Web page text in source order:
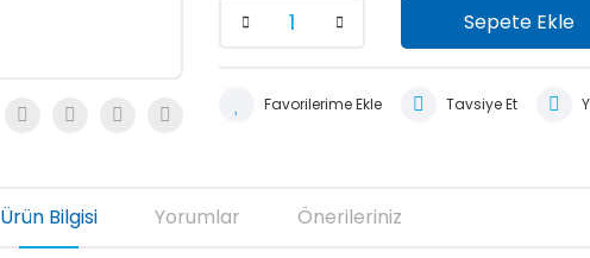
Sepete Ekle
Tavsiye Et
Ürün Bilgisi Yorumlar Önerileriniz